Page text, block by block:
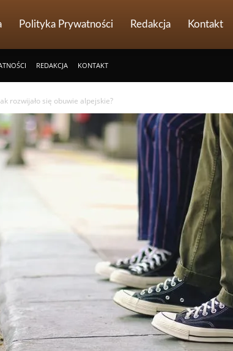
Polityka Prywatności Redakcja Kontakt
REDAKCJA KONTAKT
rozwijało się obuwie alpejskie?